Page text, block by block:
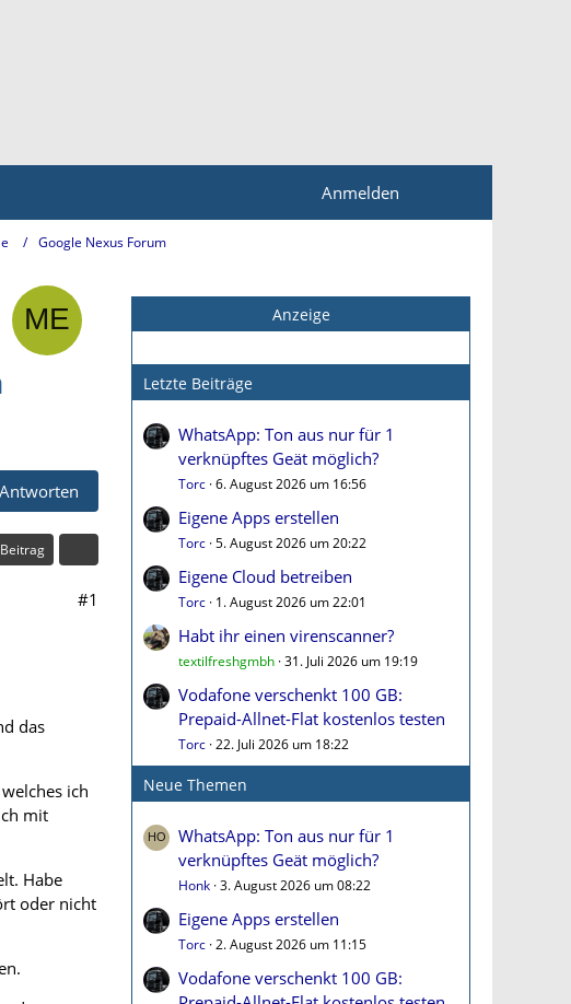
Anmelden
Google Nexus Forum
Antworten
#1
das
ich
mit
Habe
oder nicht
Anzeige
Letzte Beiträge
WhatsApp: Ton aus nur für 1
verknüpftes Geät möglich?
Torc 6. August 2026 um 16:56
Eigene Apps erstellen
Torc 5. August 2026 um 20:22
Eigene Cloud betreiben
Torc 1. August 2026 um 22:01
Habt ihr einen virenscanner?
textilfreshgmbh 31. Juli 2026 um 19:19
Vodafone verschenkt 100 GB:
Prepaid-Allnet-Flat kostenlos testen
Torc 22. Juli 2026 um 18:22
Neue Themen
WhatsApp: Ton aus nur für 1
verknüpftes Geät möglich?
Honk 3. August 2026 um 08:22
Eigene Apps erstellen
Torc 2. August 2026 um 11:15
Vodafone verschenkt 100 GB: